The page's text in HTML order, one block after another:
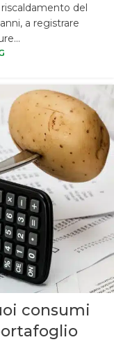
del
a registrare
consumi